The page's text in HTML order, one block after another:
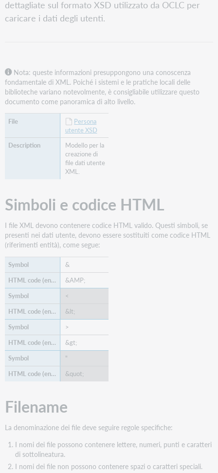
HTML
Filename
Aggiornamenti
del
caricamento
degli
Elementi
del
OCLCPersonas
NameInfo
WMSCircPatronInfo
ContactInfo
e
PostalAddress
EmailAddress,
Phone,
CorrelationInfo,
KeyValuePair,
NotificationDeliveryDestination
WSILLInfo
illApprovalStatus
additional
information (Tipasa
only)
di
esempio
Report
file
di
dati
dettagliate sul formato XSD utilizzato da OCLC per
caricare i dati degli utenti.
Nota: queste informazioni presuppongono una conoscenza
fondamentale di XML. Poiché i sistemi e le pratiche locali delle
biblioteche variano notevolmente, è consigliabile utilizzare questo
documento come panoramica di alto livello.
Persona
utente XSD
Modello per la
creazione di
file dati utente
XML.
Simboli e codice HTML
I file XML devono contenere codice HTML valido. Questi simboli, se
presenti nei dati utente, devono essere sostituiti come codice HTML
(riferimenti entità), come segue:
&
&AMP;
<
&lt;
>
&gt;
"
&quot;
Filename
La denominazione dei file deve seguire regole specifiche:
I nomi dei file possono contenere lettere, numeri, punti e caratteri
di sottolineatura.
I nomi dei file non possono contenere spazi o caratteri speciali.